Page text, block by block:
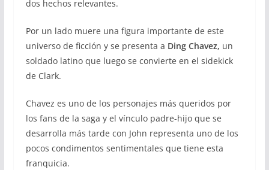
dos hechos relevantes.
Por un lado muere una figura importante de este
universo de ficción y se presenta a Ding Chavez, un
soldado latino que luego se convierte en el sidekick
de Clark.
Chavez es uno de los personajes más queridos por
los fans de la saga y el vínculo padre-hijo que se
desarrolla más tarde con John representa uno de los
pocos condimentos sentimentales que tiene esta
franquicia.